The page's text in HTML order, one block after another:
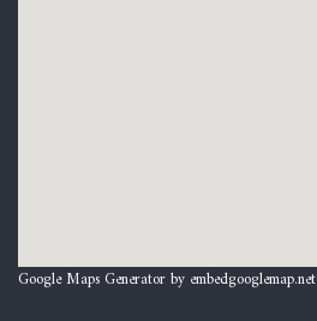
Google Maps Generator by embedgooglemap.net